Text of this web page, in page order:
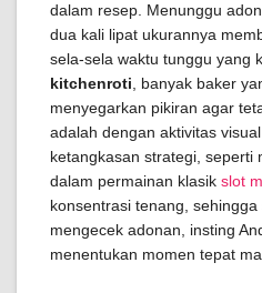
dalam resep. Menunggu
dua kali lipat ukurannya
sela-sela waktu tunggu yang
kitchenroti , banyak baker
menyegarkan pikiran agar
adalah dengan aktivitas
ketangkasan strategi, seperti
dalam permainan klasik slot
konsentrasi tenang,
mengecek adonan, insting
menentukan momen tepat